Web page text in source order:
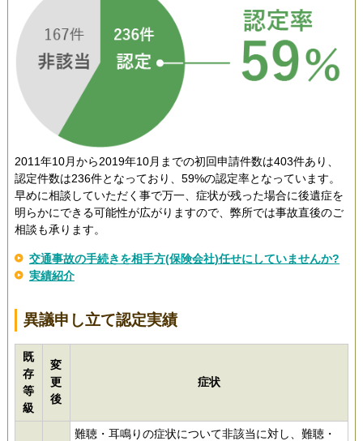
2011年10月から2019年10月までの初回申請件数は403件あり、
認定件数は236件となっており、59%の認定率となっています。
早めに相談していただく事で万一、症状が残った場合に後遺症を
明らかにできる可能性が広がりますので、弊所では事故直後のご
相談も承ります。
交通事故の手続きを相手方(保険会社)任せにしていませんか?
実績紹介
異議申し立て認定実績
既
存
等
級
変
更
後
症状
難聴・耳鳴りの症状について非該当に対し、難聴・